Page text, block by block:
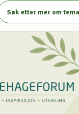
Søk etter mer om